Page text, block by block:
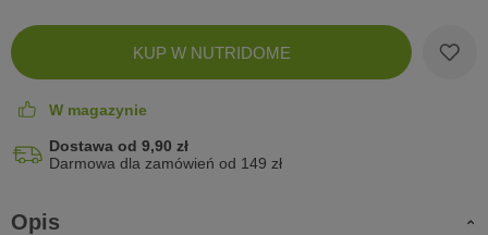
Zobacz
koszyk
KUP W NUTRIDOME
W magazynie
Dostawa od 9,90 zł
Darmowa dla zamówień od 149 zł
Opis